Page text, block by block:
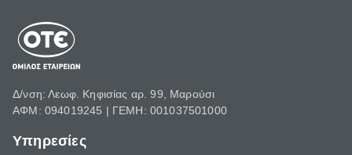
Δ/νση: Λεωφ. Κηφισίας αρ. 99, Μαρούσι
ΑΦΜ: 094019245 | ΓΕΜΗ: 001037501000
Υπηρεσίες